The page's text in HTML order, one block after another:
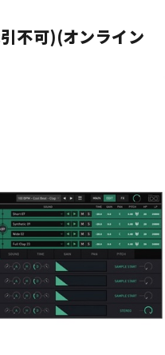
パーカッション
電子ピアノ
その他楽器
不可)(オンライン